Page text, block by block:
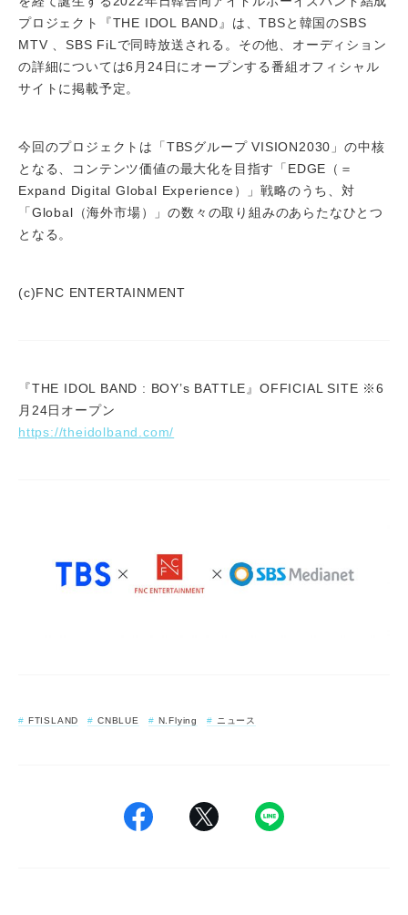
プロジェクト『THE IDOL BAND』は、TBSと韓国のSBS
MTV 、SBS FiLで同時放送される。その他、オーディション
の詳細については6月24日にオープンする番組オフィシャル
サイトに掲載予定。
今回のプロジェクトは「TBSグループ VISION2030」の中核
となる、コンテンツ価値の最大化を目指す「EDGE（＝
Expand Digital Global Experience）」戦略のうち、対
「Global（海外市場）」の数々の取り組みのあらたなひとつ
となる。
(c)FNC ENTERTAINMENT
『THE IDOL BAND : BOY’s BATTLE』OFFICIAL SITE ※6
月24日オープン
https://theidolband.com/
FTISLAND CNBLUE N.Flying ニュース